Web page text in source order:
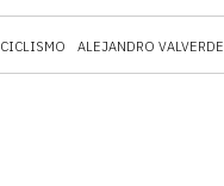
CICLISMO ALEJANDRO VALVERDE